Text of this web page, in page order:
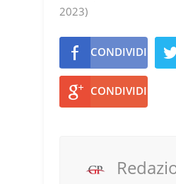
2023)
CONDIVIDI
CONDIVIDI